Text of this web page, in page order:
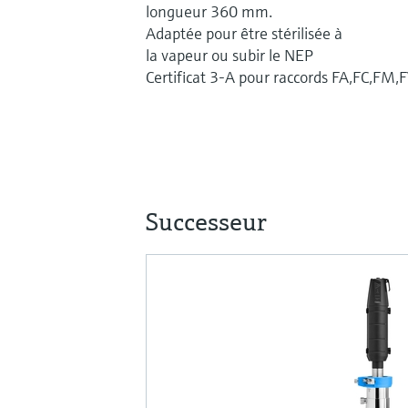
longueur 360 mm.
Adaptée pour être stérilisée à
la vapeur ou subir le NEP
Certificat 3-A pour raccords
Successeur